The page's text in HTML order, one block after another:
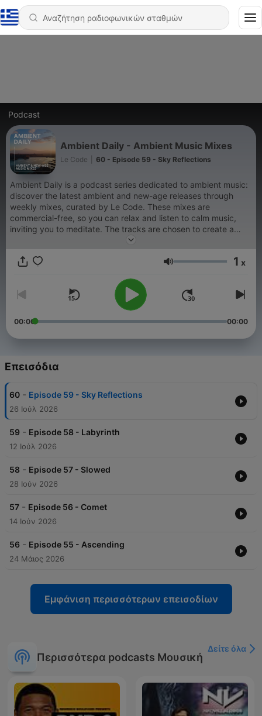
Podcast
Ambient Daily - Ambient Music Mixes
Le Code 60 - Episode 59 - Sky Reflections
Ambient Daily is a podcast series dedicated to ambient music:
discover the latest ambient and new-age releases through
weekly mixes, curated by Le Code. These mixes are
commercial-free, so you can relax and listen to calm music,
inviting you to meditate. The tracks are chosen to create a
fluid whole, helping you to relax, study, sleep, meditate and
mixes with headphones, in a quiet, comfortable place, where
Ένταση 1 x
00:00 00:00
Επεισόδια
60 - Episode 59 - Sky Reflections
26 Ιούλ 2026
59 - Episode 58 - Labyrinth
12 Ιούλ 2026
58 - Episode 57 - Slowed
28 Ιούν 2026
57 - Episode 56 - Comet
14 Ιούν 2026
56 - Episode 55 - Ascending
24 Μάιος 2026
Εμφάνιση περισσότερων επεισοδίων
Περισσότερα podcasts Μουσική
Δείτε όλα